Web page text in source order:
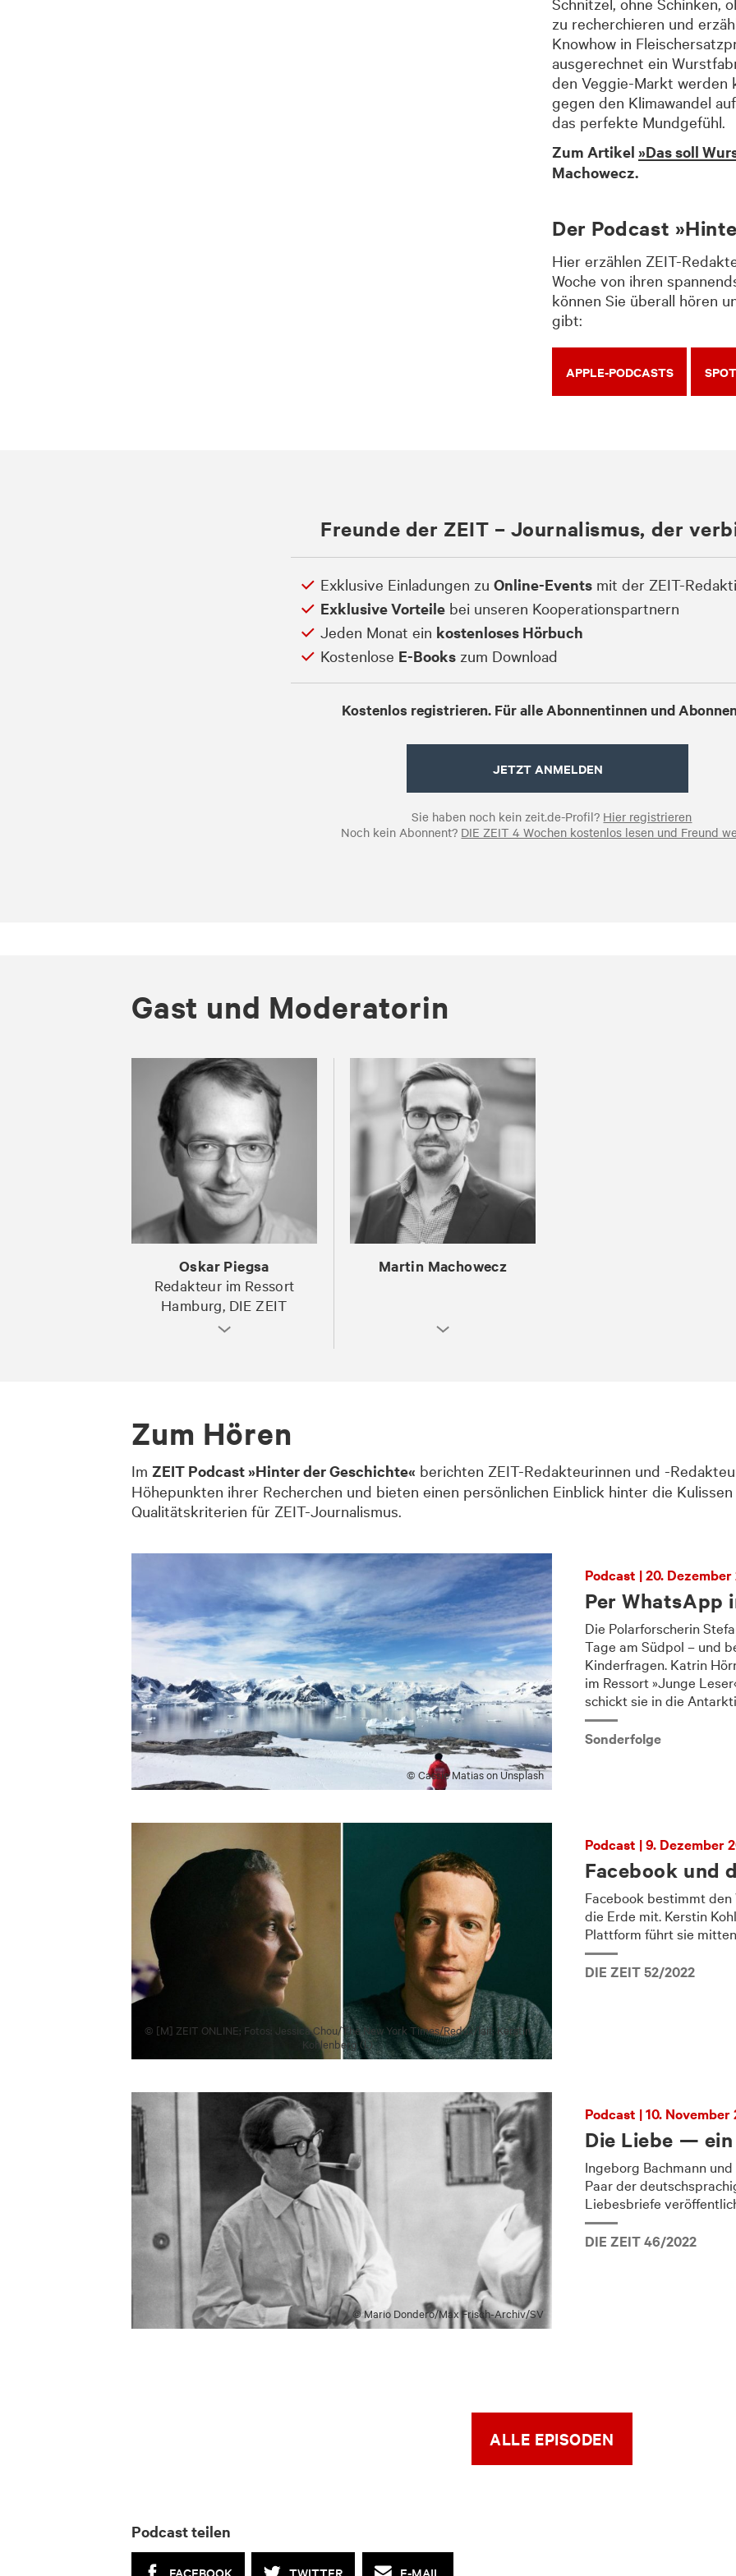
zu recherchieren und
Knowhow in
ausgerechnet ein
den Veggie-Markt werden
gegen den Klimawandel
das perfekte Mundgefühl.
Zum Artikel »Das soll
Machowecz.
Der Podcast
Hier erzählen ZEIT-
Woche von ihren
können Sie überall hören
gibt:
APPLE-PODCASTS
Freunde der ZEIT – Journalismus, der
Exklusive Einladungen zu Online-Eventsmit der ZEIT-
Exklusive Vorteilebei unseren Kooperationspartnern
Jeden Monat ein kostenloses Hörbuch
Kostenlose E-Bookszum Download
Kostenlos registrieren. Für alle Abonnentinnen und
JETZT ANMELDEN
Sie haben noch kein zeit.de-Profil? Hier registrieren
Noch kein Abonnent? DIE ZEIT 4 Wochen kostenlos lesen und Freund
Gast und Mo­dera­to­rin
Oskar Piegsa
Redakteur im Ressort
Hamburg, DIE ZEIT
Martin Machowecz
Zum Hören
Im ZEIT Podcast »Hinter der Geschichte« berichten ZEIT-Redakteurinnen und -
Höhepunkten ihrer Recherchen und bieten einen persönlichen Einblick hinter die
Qualitätskriterien für ZEIT-Journalismus.
© Cassie Matias on Unsplash
Podcast | 20. Dezember
Per WhatsApp
Die Polarforscherin
Tage am Südpol – und
Kinderfragen. Katrin
im Ressort »Junge
schickt sie in die
Sonderfolge
© [M] ZEIT ONLINE; Fotos: Jessica Chou/​The New York Times/​Redux/​laif; Kerstin
Kohlenberg (l.)
Podcast | 9. Dezember
Facebook und
Facebook bestimmt
die Erde mit. Kerstin
Plattform führt sie
DIE ZEIT 52/2022
© Mario Dondero/​Max Frisch-Archiv/​SV
Podcast | 10. November
Die Liebe —
Ingeborg Bachmann
Paar der
Liebesbriefe
DIE ZEIT 46/2022
ALLE EPISODEN
Podcast teilen
FACEBOOK TWITTER E-MAIL